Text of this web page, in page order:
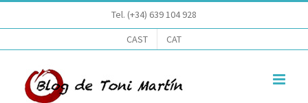
al
Tel. (+34) 639 104 928
CAST
CAT